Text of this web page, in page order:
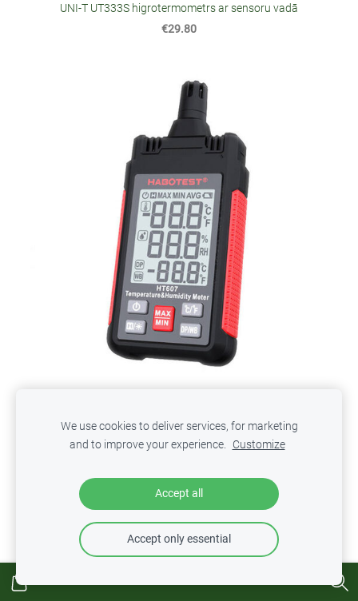
UNI-T UT333S higrotermometrs ar sensoru vadā
€29.80
€26.00
We use cookies to deliver services, for marketing
and to improve your experience. Customize
Accept all
Accept only essential